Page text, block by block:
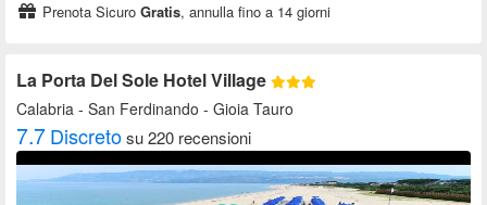
Prenota Sicuro Gratis, annulla fino a 14 giorni
La Porta Del Sole Hotel Village
Calabria - San Ferdinando - Gioia Tauro
7.7Discretosu 220 recensioni